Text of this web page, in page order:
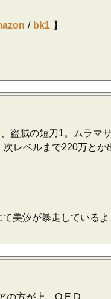
/ bk1 】
賊の短刀1。ムラマ
レベルまで220万とか
美汐が暴走しているよ
の方が上。Q.E.D.